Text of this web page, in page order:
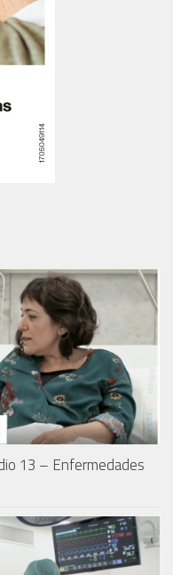
13 – Enfermedades